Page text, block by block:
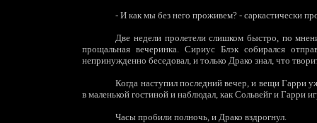
- И как мы без него проживем? - саркастически
Две недели пролетели слишком быстро, по
прощальная вечеринка. Сириус Блэк собирался
непринужденно беседовал, и только Драко знал, что
Когда наступил последний вечер, и вещи Гарри
в маленькой гостиной и наблюдал, как Сольвейг и Гарри
Часы пробили полночь, и Драко вздрогнул.